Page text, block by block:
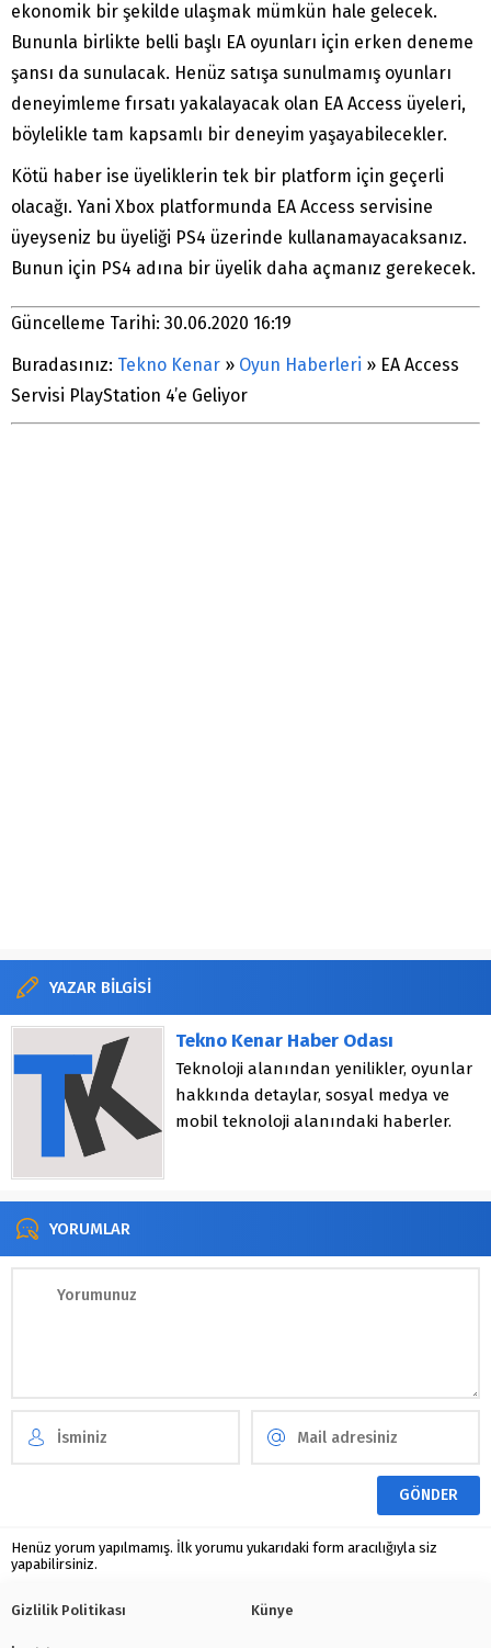
ekonomik bir şekilde ulaşmak mümkün hale gelecek.
Bununla birlikte belli başlı EA oyunları için erken deneme
şansı da sunulacak. Henüz satışa sunulmamış oyunları
deneyimleme fırsatı yakalayacak olan EA Access üyeleri,
böylelikle tam kapsamlı bir deneyim yaşayabilecekler.
Kötü haber ise üyeliklerin tek bir platform için geçerli
olacağı. Yani Xbox platformunda EA Access servisine
üyeyseniz bu üyeliği PS4 üzerinde kullanamayacaksanız.
Bunun için PS4 adına bir üyelik daha açmanız gerekecek.
Güncelleme Tarihi: 30.06.2020 16:19
Buradasınız: Tekno Kenar » Oyun Haberleri » EA Access
Servisi PlayStation 4’e Geliyor
YAZAR BİLGİSİ
Tekno Kenar Haber Odası
Teknoloji alanından yenilikler, oyunlar
hakkında detaylar, sosyal medya ve
mobil teknoloji alanındaki haberler.
YORUMLAR
Henüz yorum yapılmamış. İlk yorumu yukarıdaki form aracılığıyla siz
yapabilirsiniz.
Gizlilik Politikası Künye